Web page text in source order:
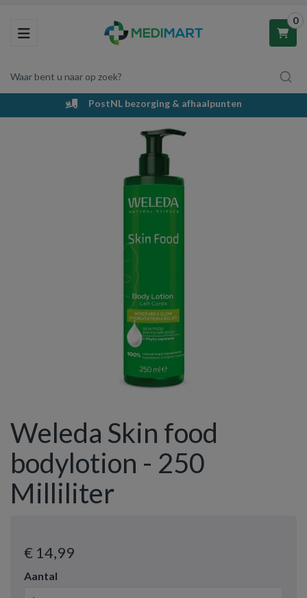
Toggle navigation
Waar bent u naar op zoek?
0
Winkelwagen
Uw winkelwagen is leeg.
Vul hem met producten.
PostNL bezorging & afhaalpunten
Weleda Skin food
bodylotion - 250
Milliliter
€ 14,99
Aantal